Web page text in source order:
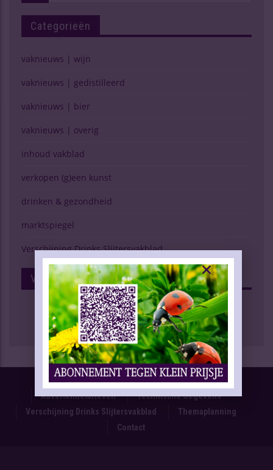
Categorieën
vaknieuws | wijn
vaknieuws | gedistilleerd
vaknieuws | bier
vaknieuws | overig
inhoud vakblad
verkopen (g)een kunst
drinken & gezondheid
marktspiegel
Verschijning Drinks Slijtersvakblad
Volg Ons Op Facebook
Proefnummer
Oplage & Verspreiding
Advertentietarieven
Technische Gegevens
Verschijning Drinks Slijtersvakblad
Themaplanning
Contact